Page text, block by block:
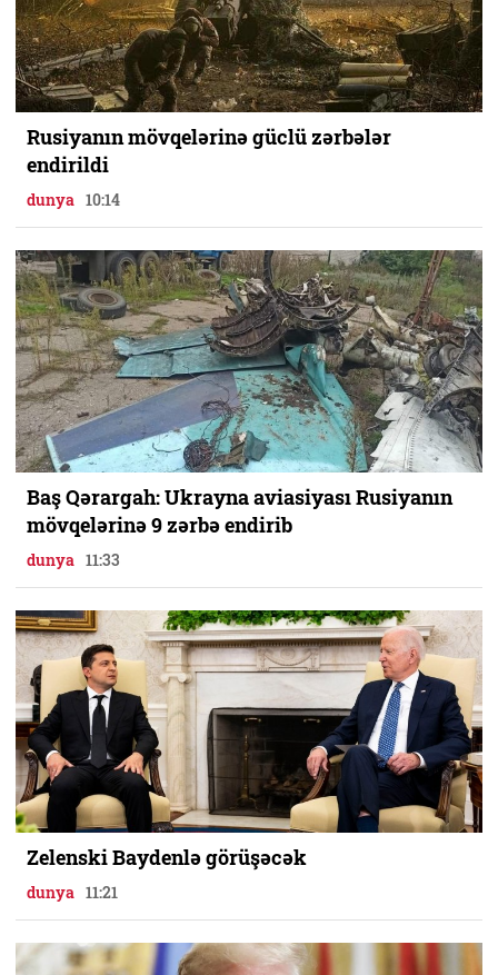
Rusiyanın mövqelərinə güclü zərbələr
endirildi
dunya 10:14
Baş Qərargah: Ukrayna aviasiyası Rusiyanın
mövqelərinə 9 zərbə endirib
dunya 11:33
Zelenski Baydenlə görüşəcək
dunya 11:21